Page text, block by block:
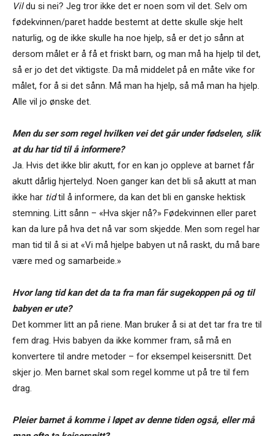
Vildu si nei? Jeg tror ikke det er noen som vil det. Selv om
fødekvinnen/paret hadde bestemt at dette skulle skje helt
naturlig, og de ikke skulle ha noe hjelp, så er det jo sånn at
dersom målet er å få et friskt barn, og man må ha hjelp til det,
så er jo det det viktigste. Da må middelet på en måte vike for
målet, for å si det sånn. Må man ha hjelp, så må man ha hjelp.
Alle vil jo ønske det.
Men du ser som regel hvilken vei det går under fødselen, slik
at du har tid til å informere?
Ja. Hvis det ikke blir akutt, for en kan jo oppleve at barnet får
akutt dårlig hjertelyd. Noen ganger kan det bli så akutt at man
ikke har tidtil å informere, da kan det bli en ganske hektisk
stemning. Litt sånn – «Hva skjer nå?» Fødekvinnen eller paret
kan da lure på hva det nå var som skjedde. Men som regel har
man tid til å si at «Vi må hjelpe babyen ut nå raskt, du må bare
være med og samarbeide.»
Hvor lang tid kan det da ta fra man får sugekoppen på og til
babyen er ute?
Det kommer litt an på riene. Man bruker å si at det tar fra tre til
fem drag. Hvis babyen da ikke kommer fram, så må en
konvertere til andre metoder – for eksempel keisersnitt. Det
skjer jo. Men barnet skal som regel komme ut på tre til fem
drag.
Pleier barnet å komme i løpet av denne tiden også, eller må